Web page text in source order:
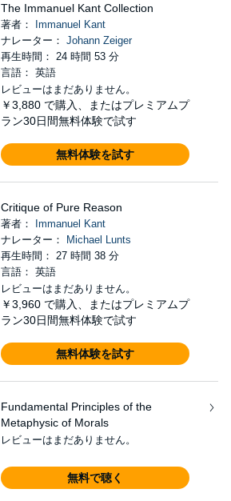
The Immanuel Kant Collection
著者：
Immanuel Kant
ナレーター： Johann Zeiger
再生時間： 24 時間 53 分
言語： 英語
レビューはまだありません。
￥3,880 で購入、またはプレミアムプ
ラン30日間無料体験で試す
無料体験を試す
Critique of Pure Reason
著者：
Immanuel Kant
ナレーター：
Michael Lunts
再生時間： 27 時間 38 分
言語： 英語
レビューはまだありません。
￥3,960 で購入、またはプレミアムプ
ラン30日間無料体験で試す
無料体験を試す
Fundamental Principles of the
Metaphysic of Morals
レビューはまだありません。
無料で聴く